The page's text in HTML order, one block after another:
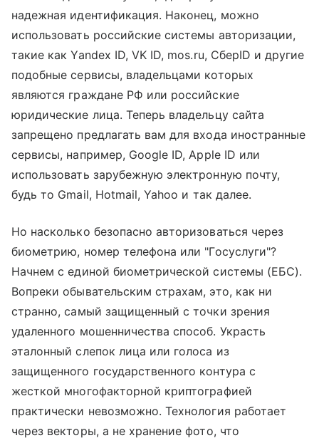
надежная идентификация. Наконец, можно
использовать российские системы авторизации,
такие как Yandex ID, VK ID, mos.ru, СберID и другие
подобные сервисы, владельцами которых
являются граждане РФ или российские
юридические лица. Теперь владельцу сайта
запрещено предлагать вам для входа иностранные
сервисы, например, Google ID, Apple ID или
использовать зарубежную электронную почту,
будь то Gmail, Hotmail, Yahoo и так далее.
Но насколько безопасно авторизоваться через
биометрию, номер телефона или "Госуслуги"?
Начнем с единой биометрической системы (ЕБС).
Вопреки обывательским страхам, это, как ни
странно, самый защищенный с точки зрения
удаленного мошенничества способ. Украсть
эталонный слепок лица или голоса из
защищенного государственного контура с
жесткой многофакторной криптографией
практически невозможно. Технология работает
через векторы, а не хранение фото, что